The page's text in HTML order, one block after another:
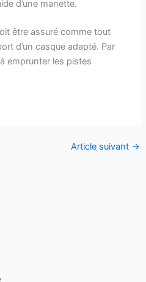
d’une manette.
être assuré comme tout
d’un casque adapté. Par
emprunter les pistes
Article suivant →